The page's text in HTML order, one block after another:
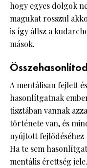
hogy egyes dolgok
magukat rosszul
is így állsz a
mások.
A mentálisan fejlett
hasonlítgatnak
tisztában vannak
története van, és
nyújtott
Ha te sem
mentális érettség jele.